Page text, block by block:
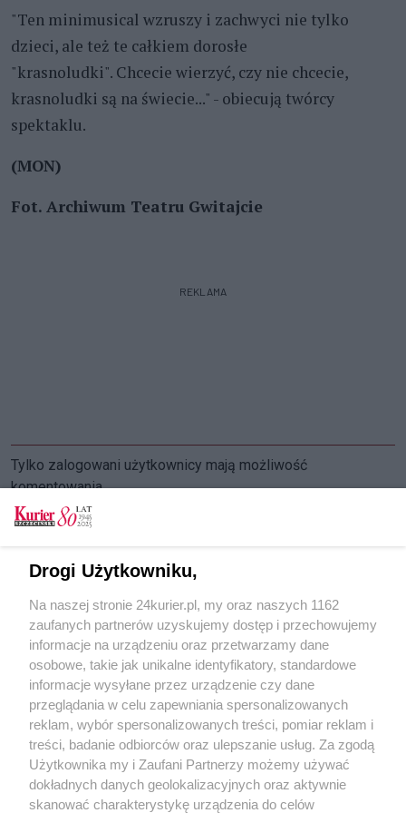
"Ten minimusical wzruszy i zachwyci nie tylko
dzieci, ale też te całkiem dorosłe
"krasnoludki". Chcecie wierzyć, czy nie chcecie,
krasnoludki są na świecie..." - obiecują twórcy
spektaklu.
(MON)
Fot. Archiwum Teatru Gwitajcie
REKLAMA
Tylko zalogowani użytkownicy mają możliwość
komentowania
Zaloguj sięZarejestruj
CZYTAJ TAKŻE
Żeglarsko-szantowe perypetie
POGODA
13℃
Zobacz prognozę na 3 dni
Drogi Użytkowniku,
Na naszej stronie 24kurier.pl, my oraz naszych 1162
zaufanych partnerów uzyskujemy dostęp i przechowujemy
informacje na urządzeniu oraz przetwarzamy dane
osobowe, takie jak unikalne identyfikatory, standardowe
informacje wysyłane przez urządzenie czy dane
przeglądania w celu zapewniania spersonalizowanych
reklam, wybór spersonalizowanych treści, pomiar reklam i
treści, badanie odbiorców oraz ulepszanie usług. Za zgodą
Użytkownika my i Zaufani Partnerzy możemy używać
dokładnych danych geolokalizacyjnych oraz aktywnie
skanować charakterystykę urządzenia do celów